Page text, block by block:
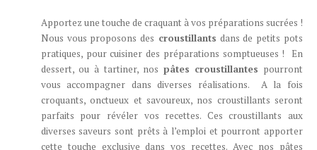
Apportez une touche de craquant à vos préparations sucrées !
Nous vous proposons des croustillants dans de petits pots
pratiques, pour cuisiner des préparations somptueuses ! En
dessert, ou à tartiner, nos pâtes croustillantes pourront
vous accompagner dans diverses réalisations. A la fois
croquants, onctueux et savoureux, nos croustillants seront
parfaits pour révéler vos recettes. Ces croustillants aux
diverses saveurs sont prêts à l’emploi et pourront apporter
cette touche exclusive dans vos recettes. Avec nos pâtes